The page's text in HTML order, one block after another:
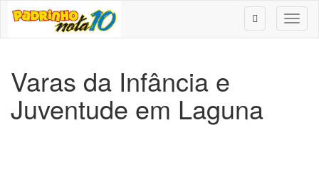
Varas da Infância e
Juventude em Laguna